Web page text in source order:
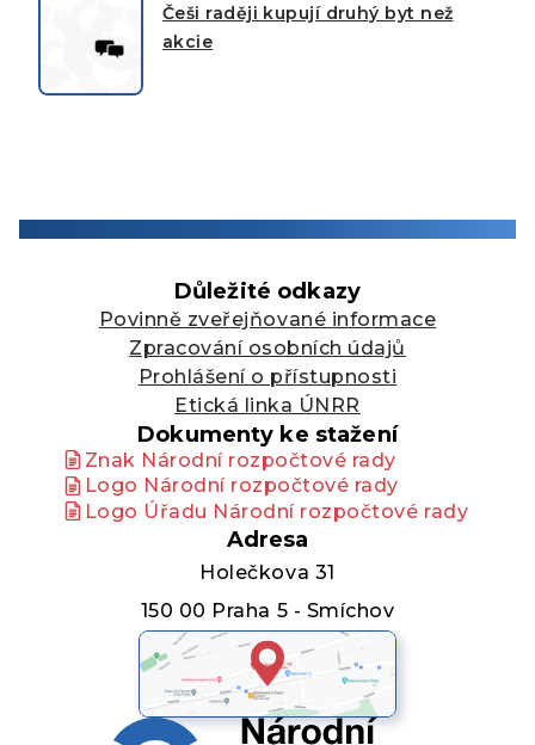
Češi raději kupují druhý byt než
akcie
Důležité odkazy
Povinně zveřejňované informace
Zpracování osobních údajů
Prohlášení o přístupnosti
Etická linka ÚNRR
Dokumenty ke stažení
Znak Národní rozpočtové rady
Logo Národní rozpočtové rady
Logo Úřadu Národní rozpočtové rady
Adresa
Holečkova 31
150 00 Praha 5 - Smíchov